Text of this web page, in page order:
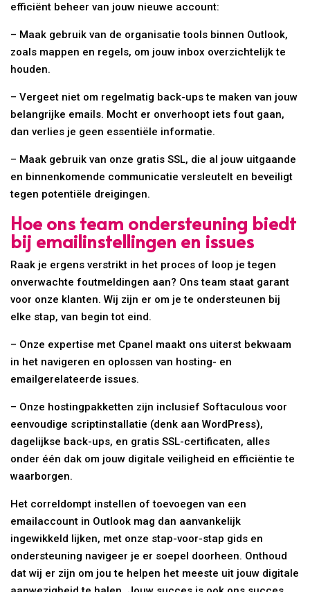
efficiënt beheer van jouw nieuwe account:
– Maak gebruik van de organisatie tools binnen Outlook,
zoals mappen en regels, om jouw inbox overzichtelijk te
houden.
– Vergeet niet om regelmatig back-ups te maken van jouw
belangrijke emails. Mocht er onverhoopt iets fout gaan,
dan verlies je geen essentiële informatie.
– Maak gebruik van onze gratis SSL, die al jouw uitgaande
en binnenkomende communicatie versleutelt en beveiligt
tegen potentiële dreigingen.
Hoe ons team ondersteuning biedt
bij emailinstellingen en issues
Raak je ergens verstrikt in het proces of loop je tegen
onverwachte foutmeldingen aan? Ons team staat garant
voor onze klanten. Wij zijn er om je te ondersteunen bij
elke stap, van begin tot eind.
– Onze expertise met Cpanel maakt ons uiterst bekwaam
in het navigeren en oplossen van hosting- en
emailgerelateerde issues.
– Onze hostingpakketten zijn inclusief Softaculous voor
eenvoudige scriptinstallatie (denk aan WordPress),
dagelijkse back-ups, en gratis SSL-certificaten, alles
onder één dak om jouw digitale veiligheid en efficiëntie te
waarborgen.
Het correldompt instellen of toevoegen van een
emailaccount in Outlook mag dan aanvankelijk
ingewikkeld lijken, met onze stap-voor-stap gids en
ondersteuning navigeer je er soepel doorheen. Onthoud
dat wij er zijn om jou te helpen het meeste uit jouw digitale